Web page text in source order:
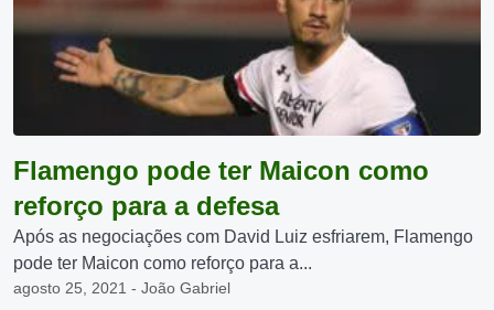
Flamengo pode ter Maicon como
reforço para a defesa
Após as negociações com David Luiz esfriarem, Flamengo
pode ter Maicon como reforço para a...
agosto 25, 2021 - João Gabriel